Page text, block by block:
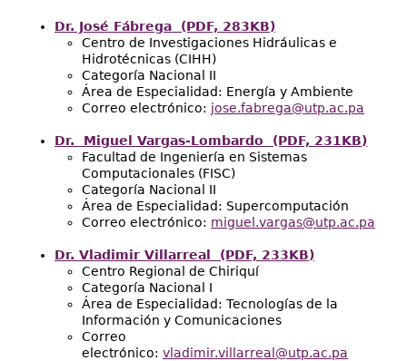
Dr. José Fábrega (PDF, 283KB)
Centro de Investigaciones Hidráulicas e
Hidrotécnicas (CIHH)
Categoría Nacional II
Área de Especialidad: Energía y Ambiente
Correo electrónico: jose.fabrega@utp.ac.pa
Dr. Miguel Vargas-Lombardo (PDF, 231KB)
Facultad de Ingeniería en Sistemas
Computacionales (FISC)
Categoría Nacional II
Área de Especialidad: Supercomputación
Correo electrónico: miguel.vargas@utp.ac.pa
Dr. Vladimir Villarreal (PDF, 233KB)
Centro Regional de Chiriquí
Categoría Nacional I
Área de Especialidad: Tecnologías de la
Información y Comunicaciones
Correo
electrónico: vladimir.villarreal@utp.ac.pa